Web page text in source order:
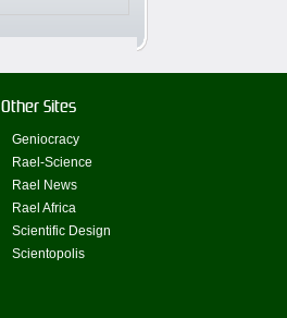
Other Sites
Geniocracy
Rael-Science
Rael News
Rael Africa
Scientific Design
Scientopolis